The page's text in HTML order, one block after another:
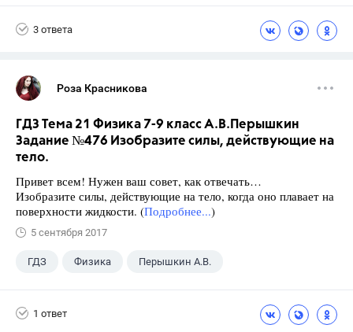
3 ответа
Роза Красникова
ГДЗ Тема 21 Физика 7-9 класс А.В.Перышкин
Задание №476 Изобразите силы, действующие на
тело.
Привет всем! Нужен ваш совет, как отвечать…
Изобразите силы, действующие на тело, когда оно плавает на
поверхности жидкости. (Подробнее...)
5 сентября 2017
ГДЗ Физика Перышкин А.В.
1 ответ